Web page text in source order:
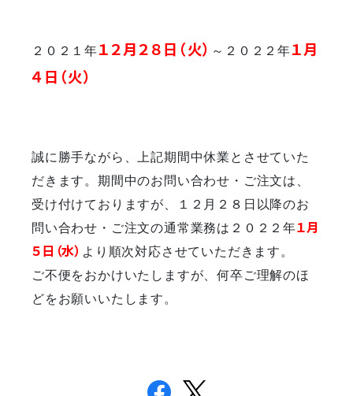
２０２１年１２月２８日（火） ～２０２２年１月
４日（火）
誠に勝手ながら、上記期間中休業とさせていた
だきます。期間中のお問い合わせ・ご注文は、
受け付けておりますが、１２月２８日以降のお
問い合わせ・ご注文の通常業務は２０２２年１月
５日（水） より順次対応させていただきます。
ご不便をおかけいたしますが、何卒ご理解のほ
どをお願いいたします。